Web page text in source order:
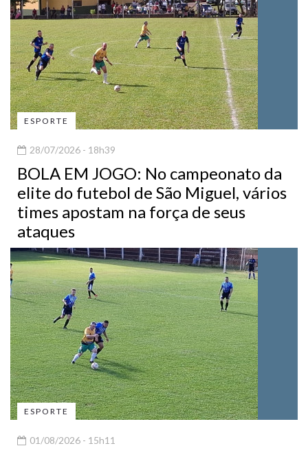
ESPORTE
28/07/2026 - 18h39
BOLA EM JOGO: No campeonato da
elite do futebol de São Miguel, vários
times apostam na força de seus
ataques
ESPORTE
01/08/2026 - 15h11